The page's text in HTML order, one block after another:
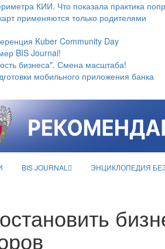
КИИ. Что показала практика
применяются только родителями
Kuber Community Day
BIS Journal!
бизнеса". Смена масштаба!
мобильного приложения банка
BIS JOURNAL ЭНЦИКЛОПЕДИЯ